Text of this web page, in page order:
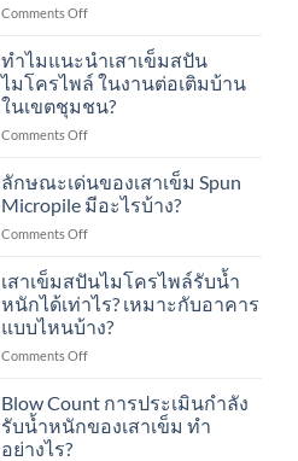
อย่างไร?
ไมโคร
ใน
งาน
ต่อ
เติม
อาคาร
ชุมชน?
Comments Offon
แนะนำ
เสา
เข็ม
ส
ปัน
ไพล์
ใน
งาน
ต่อ
โรงงาน
ใน
พื้นที่
มี
อาคาร
พื้นที่
มี
ทำไมแนะนำเสาเข็มสปัน
ไมโครไพล์ ในงานต่อเติมบ้าน
ในเขตชุมชน?
Comments Offon
เสา
เข็ม
ส
ไมโคร
ไพล์
งาน
ต่อ
บ้าน
ใน
ลักษณะเด่นของเสาเข็ม Spun
Micropile มีอะไรบ้าง?
Comments Offon
เด่น
ของ
เสา
เข็ม
Spun
มี
บ้าง?
เสาเข็มสปันไมโครไพล์รับน้ำ
หนักได้เท่าไร? เหมาะกับอาคาร
แบบไหนบ้าง?
Comments Offon
เข็ม
ส
ปัน
Blow Count การประเมินกำลัง
รับน้ำหนักของเสาเข็ม ทำ
อย่างไร?